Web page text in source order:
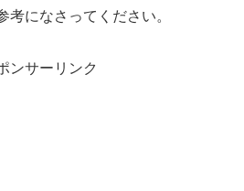
考になさってください。
ンサーリンク